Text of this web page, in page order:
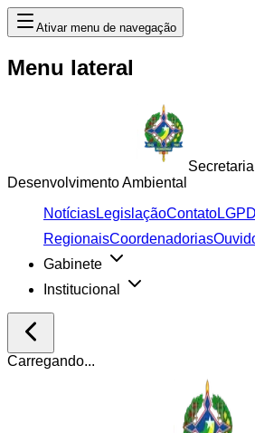
Ativar menu de navegação
Menu lateral
Desenvolvimento Ambiental
NotíciasLegislaçãoContatoLGPD
RegionaisCoordenadorias
Gabinete
Institucional
Carregando...